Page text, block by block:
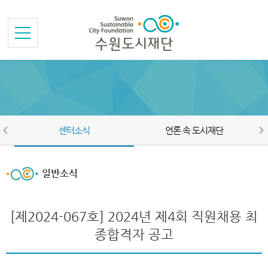
센터소식 언론 속 도시재단
일반소식
[제2024-067호] 2024년 제4회 직원채용 최
종합격자 공고